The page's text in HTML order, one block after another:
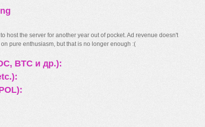
host the server for another year out of pocket. Ad revenue doesn't
pure enthusiasm, but that is no longer enough :(
BTC и др.):